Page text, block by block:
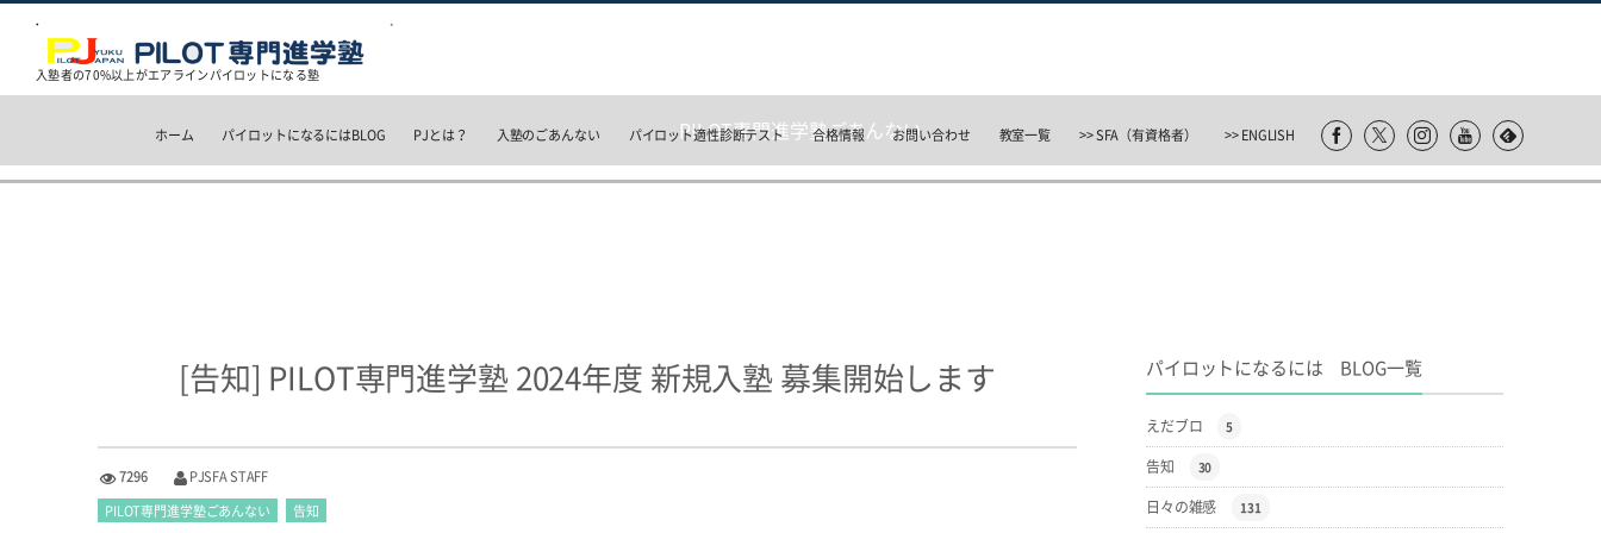
入塾者の70%以上がエアラインパイロットになる塾
ホーム パイロットになるにはBLOG PJとは？ 入塾のごあんない パイロット適性診断テスト 合格情報 お問い合わせ 教室一覧 >> SFA（有資格者） >> ENGLISH
PILOT専門進学塾ごあんない
[告知] PILOT専門進学塾 2024年度 新規入塾 募集開始します
7296
PJSFA STAFF
PILOT専門進学塾ごあんない
告知
パイロットになるには BLOG一覧
えだブロ 5
告知 30
日々の雑感 131